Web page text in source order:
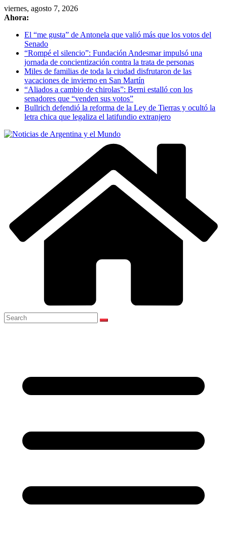
Skip
to
viernes, agosto 7, 2026
Ahora:
El “me gusta” de Antonela que valió más que los votos del
Senado
“Rompé el silencio”: Fundación Andesmar impulsó una
jornada de concientización contra la trata de personas
Miles de familias de toda la ciudad disfrutaron de las
vacaciones de invierno en San Martín
“Aliados a cambio de chirolas”: Berni estalló con los
senadores que “venden sus votos”
Bullrich defendió la reforma de la Ley de Tierras y ocultó la
letra chica que legaliza el latifundio extranjero